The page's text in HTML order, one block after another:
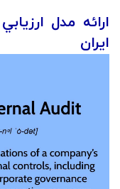
ارائه مدل
ايران